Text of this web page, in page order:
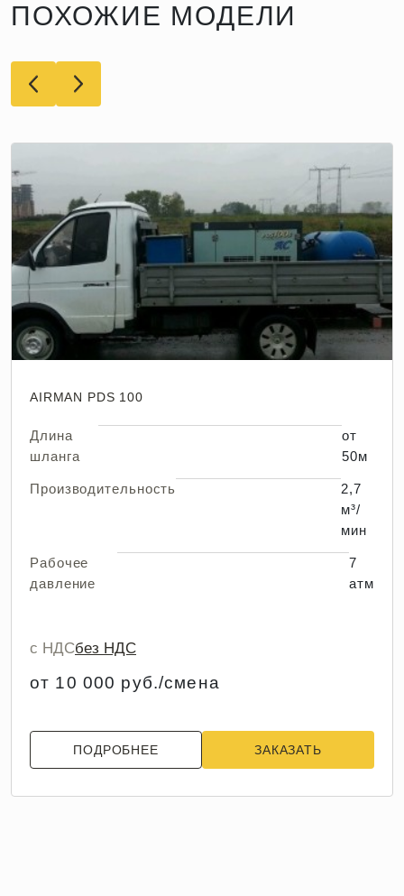
ПОХОЖИЕ МОДЕЛИ
AIRMAN PDS 100
Длина
шланга
от
50м
Производительность
2,7
м³/
мин
Рабочее
давление
7
атм
с НДСбез НДС
от 10 000 руб./смена
ПОДРОБНЕЕ ЗАКАЗАТЬ